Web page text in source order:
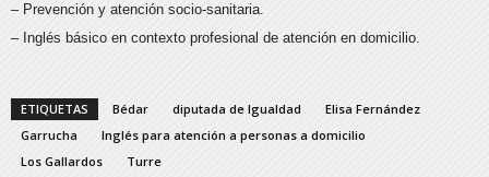
– Prevención y atención socio-sanitaria.
– Inglés básico en contexto profesional de atención en domicilio.
ETIQUETAS Bédar diputada de Igualdad
Elisa Fernández
Garrucha
Inglés para atención a personas a domicilio
Los Gallardos
Turre